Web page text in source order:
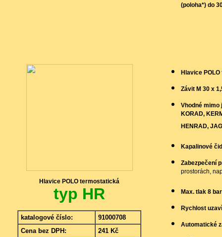
(poloha*) do
Hlavice POLO termostatická
typ HR
katalogové číslo:
91000708
Cena bez DPH:
241 Kč
Hlavice
Závit M 30 x
Vhodné mimo
KORAD,
HENRAD,
Kapalinové
Zabezpečení
prostorách,
Max. tlak 8 bar
Rychlost
Automatické